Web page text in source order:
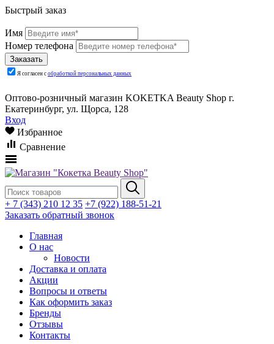
Быстрый заказ
Имя
Номер телефона
Я согласен с обработкой персональных данных
Оптово-розничный магазин KOKETKA Beauty Shop г.
Екатеринбург, ул. Щорса, 128
Вход
Избранное
Сравнение
+ 7 (343) 210 12 35 +7 (922) 188-51-21
Заказать обратный звонок
Главная
О нас
Новости
Доставка и оплата
Акции
Вопросы и ответы
Как оформить заказ
Бренды
Отзывы
Контакты